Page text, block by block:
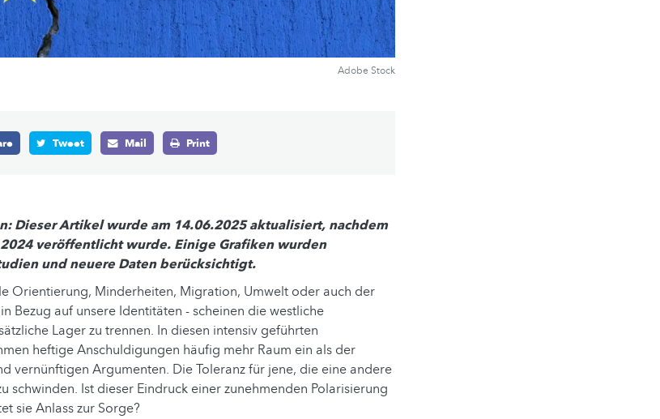
Adobe Stock
Tweet Mail Print
Dieser Artikel wurde am 14.06.2025 aktualisiert, nachdem
veröffentlicht wurde. Einige Grafiken wurden
und neuere Daten berücksichtigt.
Orientierung, Minderheiten, Migration, Umwelt oder auch der
Bezug auf unsere Identitäten - scheinen die westliche
Lager zu trennen. In diesen intensiv geführten
heftige Anschuldigungen häufig mehr Raum ein als der
vernünftigen Argumenten. Die Toleranz für jene, die eine andere
schwinden. Ist dieser Eindruck einer zunehmenden Polarisierung
sie Anlass zur Sorge?